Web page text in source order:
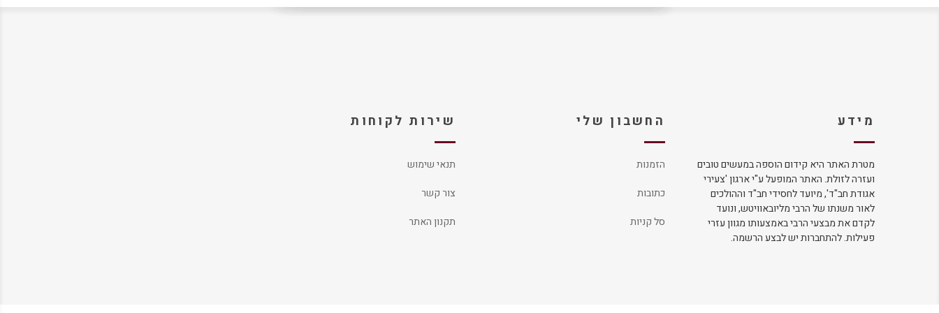
מידע
מטרת האתר היא קידום הוספה במעשים טובים
ועזרה לזולת. האתר המופעל ע"י ארגון 'צעירי
אגודת חב"ד', מיועד לחסידי חב"ד וההולכים
לאור משנתו של הרבי מליובאוויטש, ונועד
לקדם את מבצעי הרבי באמצעותו מגוון עזרי
פעילות. להתחברות יש לבצע הרשמה.
החשבון שלי
הזמנות
כתובות
סל קניות
שירות לקוחות
תנאי שימוש
צור קשר
תקנון האתר